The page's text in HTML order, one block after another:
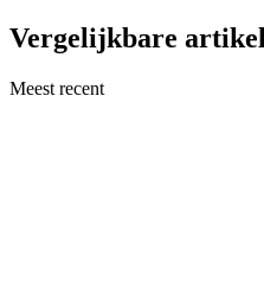
Vergelijkbare
Meest recent